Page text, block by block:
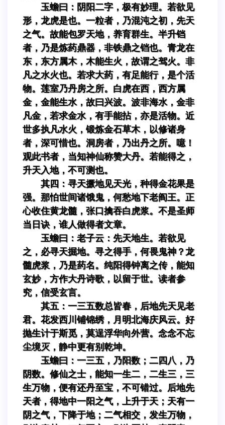
玉蟾曰：阴阳二字，极有妙理。若欲见
形，龙虎是也。一粒者，乃混沌之初，先天
之气。故能包罗天地，养育群生。半升铛
者，乃是炼药鼎器，非铁鼎之铛也。青龙在
东，东方属木，木能生火，故谓之驾火。非
凡之水火也。若求大药，有足能行，是个活
物。莲室乃丹房之所。白虎在西，西方属
金，金能生水，故曰兴波。波非海水，金非
凡金，若求金水，有手能拈，亦是活物。近
世多执凡水火，锻炼金石草木，以修诸身
者，深可惜也。洞房者，乃出丹之所。噫！
观此书者，当知神仙称赞大丹。若能得之，
升天入地，不可测也。
其四：寻天撅地见天光，种得金花果是
强。那怕世间诸饿鬼，何愁地下老阎王。正
心收住黄龙髓，张口擒吞白虎浆。不是圣师
当日诀，谁人做得者文章。
玉蟾曰：老子云：先天地生。若欲见
之，必寻天掘地。寻之得手，何畏鬼神？龙
髓虎浆，乃是药名。纯阳得钟离之传，能知
玄妙，方作大丹诗歌，以留于世。读者参
究，信受玄言。
其五：一三五数总皆春，后地先天见老
君。花发西川铺锦绣，月明北海庆风云。好
抛生计于斯觅，莫逞浮华向外营。念念不忘
尘境灭，静中更有别乾坤。
玉蟾曰：一三五，乃阳数；二四八，乃
阴数。修仙之士，能知一生二，二生三，三
生万物，便有还丹至宝，不可错过。后地先
天者，得地中一阳之气，上升于天；天有一
阴之气，下降于地；二气相交，发生万物，